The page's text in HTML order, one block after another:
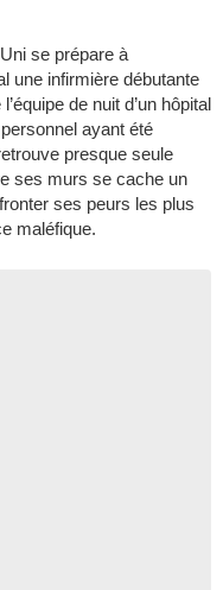
se prépare à
une infirmière débutante
de nuit d’un hôpital
ayant été
presque seule
ses murs se cache un
ses peurs les plus
maléfique.